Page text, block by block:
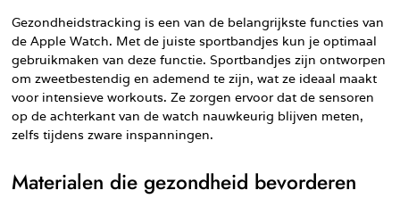
Gezondheidstracking is een van de belangrijkste functies van
de Apple Watch. Met de juiste sportbandjes kun je optimaal
gebruikmaken van deze functie. Sportbandjes zijn ontworpen
om zweetbestendig en ademend te zijn, wat ze ideaal maakt
voor intensieve workouts. Ze zorgen ervoor dat de sensoren
op de achterkant van de watch nauwkeurig blijven meten,
zelfs tijdens zware inspanningen.
Materialen die gezondheid bevorderen